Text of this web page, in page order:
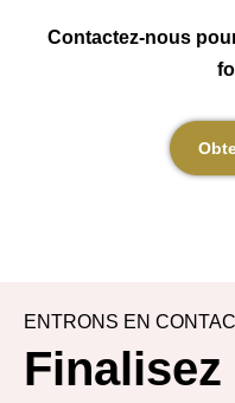
Contactez-nous
ENTRONS EN